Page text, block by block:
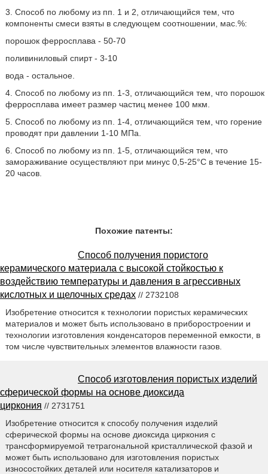
3. Способ по любому из пп. 1 и 2, отличающийся тем, что
компоненты смеси взяты в следующем соотношении, мас.%:
порошок ферросплава - 50-70
поливиниловый спирт - 3-10
вода - остальное.
4. Способ по любому из пп. 1-3, отличающийся тем, что порошок
ферросплава имеет размер частиц менее 100 мкм.
5. Способ по любому из пп. 1-4, отличающийся тем, что горение
проводят при давлении 1-10 МПа.
6. Способ по любому из пп. 1-5, отличающийся тем, что
замораживание осуществляют при минус 0,5-25°С в течение 15-
20 часов.
Похожие патенты:
Способ получения пористого
керамического материала с высокой стойкостью к
воздействию температуры и давления в агрессивных
кислотных и щелочных средах // 2732108
Изобретение относится к технологии пористых керамических
материалов и может быть использовано в приборостроении и
технологии изготовления конденсаторов переменной емкости, в
том числе чувствительных элементов влажности газов.
Способ изготовления пористых изделий
сферической формы на основе диоксида
циркония // 2731751
Изобретение относится к способу получения изделий
сферической формы на основе диоксида циркония с
трансформируемой тетрагональной кристаллической фазой и
может быть использовано для изготовления пористых
износостойких деталей или носителя катализаторов и